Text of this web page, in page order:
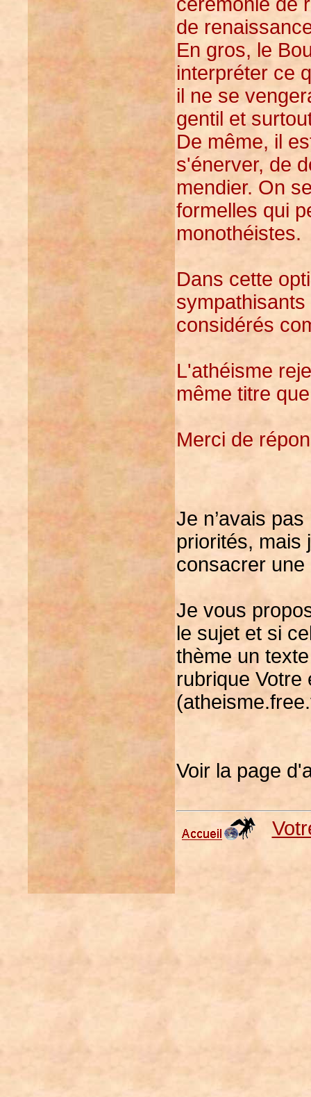
de
En gros, le
interpréter ce
il ne se
gentil et
De même, il
s'énerver, de
mendier. On
formelles qui
monothéistes.
Dans cette
considérés
L'athéisme
même titre
Merci de
Je n’avais
priorités, mais
consacrer
Je vous
le sujet et si
thème un
rubrique Votre
Voir la page